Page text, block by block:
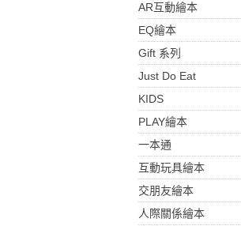
AR互動繪本
EQ繪本
Gift 系列
Just Do Eat
KIDS
PLAY繪本
一本通
互動玩具繪本
交朋友繪本
人際關係繪本